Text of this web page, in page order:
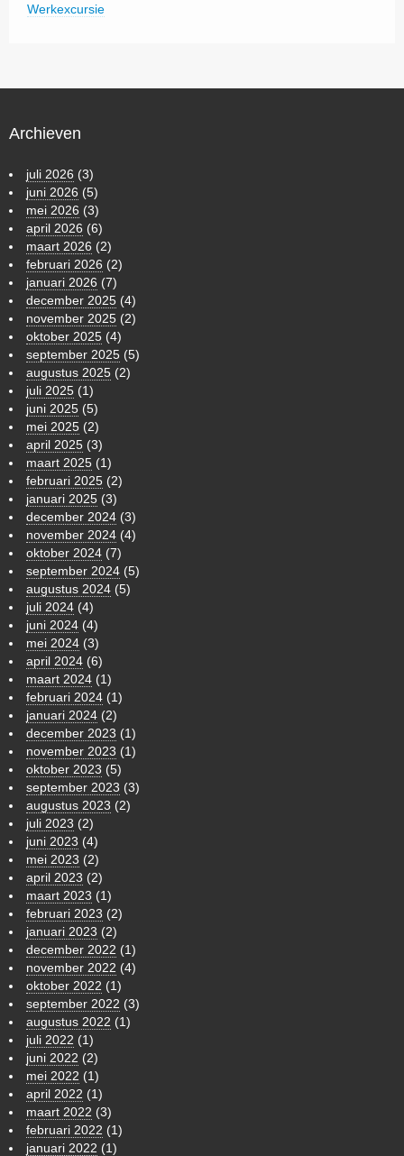
Werkexcursie
Archieven
juli 2026 (3)
juni 2026 (5)
mei 2026 (3)
april 2026 (6)
maart 2026 (2)
februari 2026 (2)
januari 2026 (7)
december 2025 (4)
november 2025 (2)
oktober 2025 (4)
september 2025 (5)
augustus 2025 (2)
juli 2025 (1)
juni 2025 (5)
mei 2025 (2)
april 2025 (3)
maart 2025 (1)
februari 2025 (2)
januari 2025 (3)
december 2024 (3)
november 2024 (4)
oktober 2024 (7)
september 2024 (5)
augustus 2024 (5)
juli 2024 (4)
juni 2024 (4)
mei 2024 (3)
april 2024 (6)
maart 2024 (1)
februari 2024 (1)
januari 2024 (2)
december 2023 (1)
november 2023 (1)
oktober 2023 (5)
september 2023 (3)
augustus 2023 (2)
juli 2023 (2)
juni 2023 (4)
mei 2023 (2)
april 2023 (2)
maart 2023 (1)
februari 2023 (2)
januari 2023 (2)
december 2022 (1)
november 2022 (4)
oktober 2022 (1)
september 2022 (3)
augustus 2022 (1)
juli 2022 (1)
juni 2022 (2)
mei 2022 (1)
april 2022 (1)
maart 2022 (3)
februari 2022 (1)
januari 2022 (1)